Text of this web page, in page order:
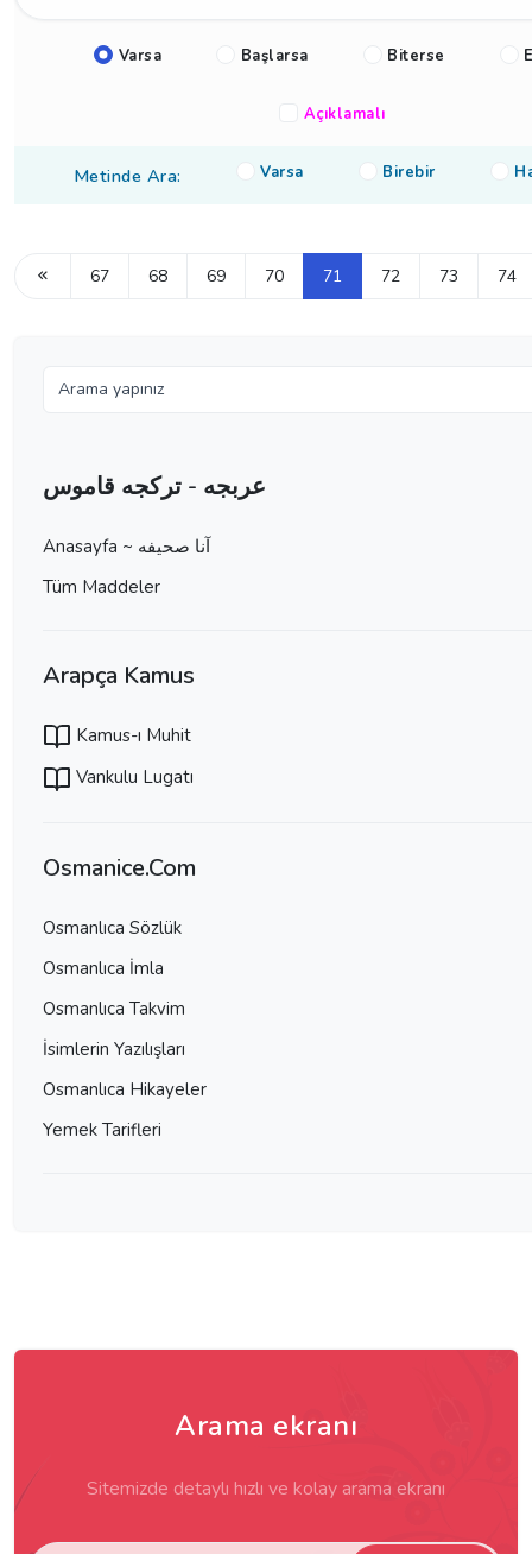
Varsa Başlarsa Biterse
Açıklamalı
Metinde Ara: Varsa Birebir
67 68 69 70 71 72 73 74
عربجه - تركجه قاموس
Anasayfa ~ آنا صحيفه
Tüm Maddeler
Arapça Kamus
Kamus-ı Muhit
Vankulu Lugatı
Osmanice.Com
Osmanlıca Sözlük
Osmanlıca İmla
Osmanlıca Takvim
İsimlerin Yazılışları
Osmanlıca Hikayeler
Yemek Tarifleri
Arama ekranı
Sitemizde detaylı hızlı ve kolay arama ekranı